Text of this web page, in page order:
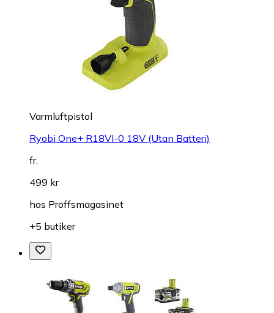
Varmluftpistol
Ryobi One+ R18VI-0 18V (Utan Batteri)
fr.
499 kr
hos Proffsmagasinet
+5 butiker